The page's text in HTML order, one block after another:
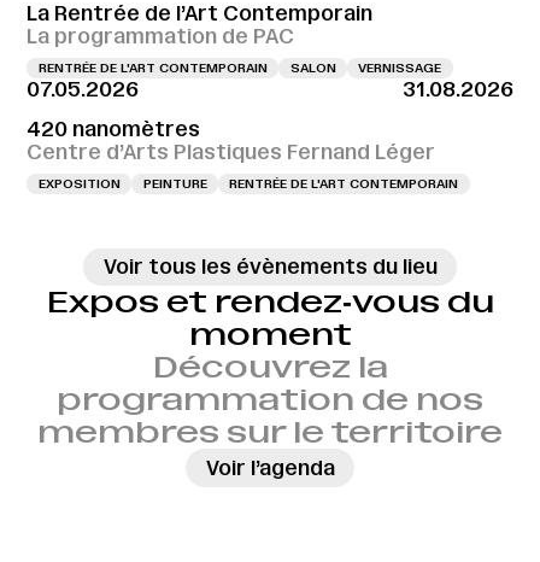
La Rentrée de l’Art Contemporain
La programmation de PAC
RENTRÉE DE L'ART CONTEMPORAIN SALON VERNISSAGE
07.05.2026
31.08.2026
420 nanomètres
Centre d’Arts Plastiques Fernand Léger
EXPOSITION PEINTURE RENTRÉE DE L'ART CONTEMPORAIN
Voir tous les évènements du lieu
Expos et rendez‑vous du
moment
Découvrez la
programmation de nos
membres sur le territoire
Voir l’agenda